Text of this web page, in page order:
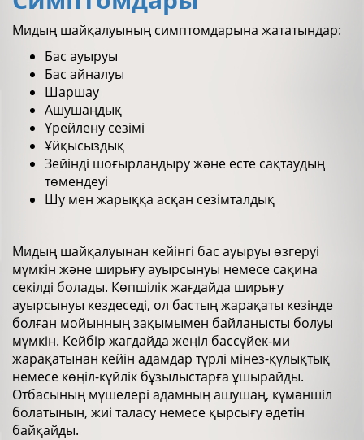
Мидың шайқалуының симптомдарына жататындар:
Бас ауыруы
Бас айналуы
Шаршау
Ашушаңдық
Үрейлену сезімі
Ұйқысыздық
Зейінді шоғырландыру және есте сақтаудың
төмендеуі
Шу мен жарыққа асқан сезімталдық
Мидың шайқалуынан кейінгі бас ауыруы өзгеруі
мүмкін және ширығу ауырсынуы немесе сақина
секілді болады. Көпшілік жағдайда ширығу
ауырсынуы кездеседі, ол бастың жарақаты кезінде
болған мойынның зақымымен байланысты болуы
мүмкін. Кейбір жағдайда жеңіл бассүйек-ми
жарақатынан кейін адамдар түрлі мінез-құлықтық
немесе көңіл-күйлік бұзылыстарға ұшырайды.
Отбасының мүшелері адамның ашушаң, күмәншіл
болатынын, жиі таласу немесе қырсығу әдетін
байқайды.